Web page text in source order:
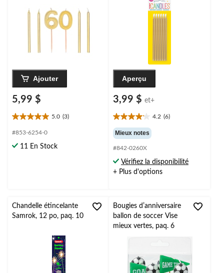
Ajouter
5,99 $
5.0 (3)
5.0
étoile(s)
5.
#853-6254-0
11 En Stock
Aperçu
3,99 $ et+
4.2 (6)
4.2
étoile(s)
sur
5.
6
évaluations
Mieux notes
#842-0260X
Vérifiez la disponibilité
+ Plus d'options
Chandelle étincelante
Samrok, 12 po, paq. 10
Bougies dʼanniversaire
ballon de soccer Vise
mieux vertes, paq. 6